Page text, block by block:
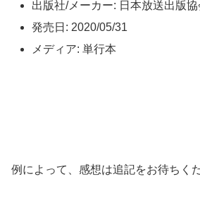
出版社/メーカー: 日本放送出版協
発売日: 2020/05/31
メディア: 単行本
例によって、感想は追記をお待ちく